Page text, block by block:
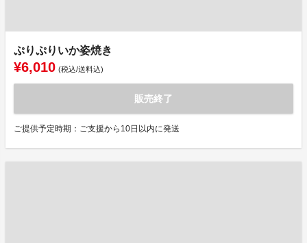
ぷりぷりいか姿焼き
¥6,010 (税込/送料込)
販売終了
ご提供予定時期：ご支援から10日以内に発送